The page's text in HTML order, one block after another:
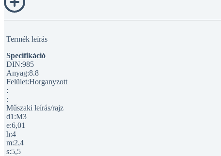
Termék leírás
Specifikáció
DIN:985
Anyag:8.8
Felület:Horganyzott
:
:
Műszaki leírás/rajz
d1:M3
e:6,01
h:4
m:2,4
s:5,5